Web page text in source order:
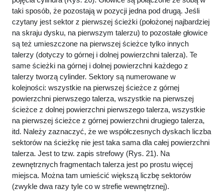
taki sposób, że pozostają w pozycji jedna pod drugą. Jeśli
czytany jest sektor z pierwszej ścieżki (położonej najbardziej
na skraju dysku, na pierwszym talerzu) to pozostałe głowice
są też umieszczone na pierwszej ścieżce tylko innych
talerzy (dotyczy to górnej i dolnej powierzchni talerza). Te
same ścieżki na górnej i dolnej powierzchni każdego z
talerzy tworzą cylinder. Sektory są numerowane w
kolejności: wszystkie na pierwszej ścieżce z górnej
powierzchni pierwszego talerza, wszystkie na pierwszej
ścieżce z dolnej powierzchni pierwszego talerza, wszystkie
na pierwszej ścieżce z górnej powierzchni drugiego talerza,
itd. Należy zaznaczyć, że we współczesnych dyskach liczba
sektorów na ścieżkę nie jest taka sama dla całej powierzchni
talerza. Jest to tzw. zapis strefowy (Rys. 21). Na
zewnętrznych fragmentach talerza jest po prostu więcej
miejsca. Można tam umieścić większą liczbę sektorów
(zwykle dwa razy tyle co w strefie wewnętrznej).